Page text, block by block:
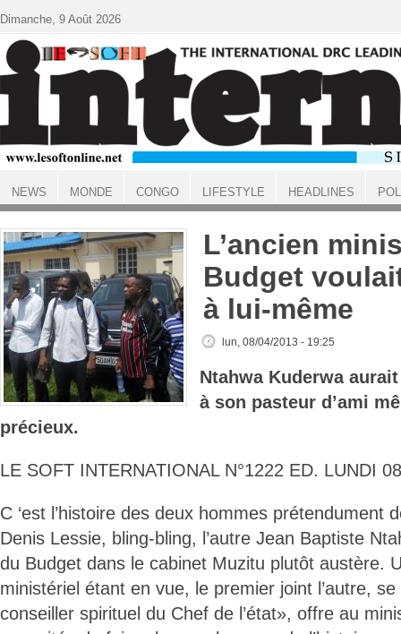
ACCUEIL
L’ancien
Budget
à lui-même
lun, 08/04/2013 - 19:25
Ntahwa Kuderwa
à son pasteur d’ami
précieux.
LE SOFT INTERNATIONAL N°1222 ED. LUNDI
C ‘est l’histoire des deux hommes prétendument
Denis Lessie, bling-bling, l’autre Jean Baptiste
du Budget dans le cabinet Muzitu plutôt austère.
ministériel étant en vue, le premier joint l’autre,
conseiller spirituel du Chef de l’état», offre au
Dimanche, 9 Août 2026
NEWS MONDE CONGO LIFESTYLE HEADLINES